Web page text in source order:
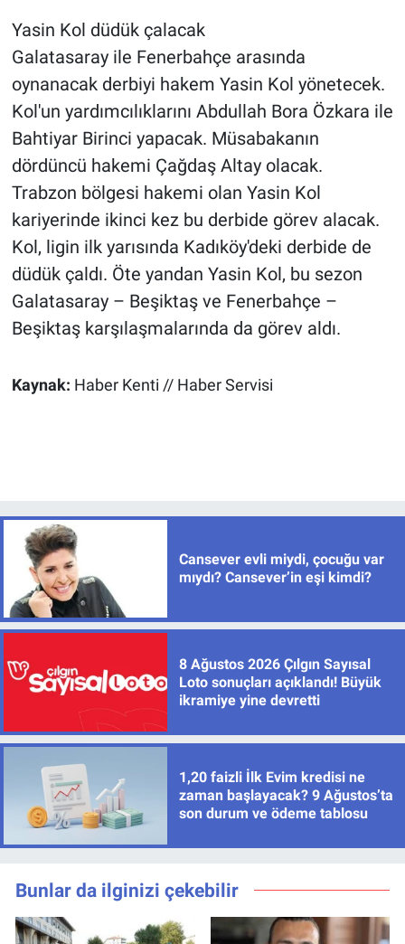
Yasin Kol düdük çalacak
Galatasaray ile Fenerbahçe arasında
oynanacak derbiyi hakem Yasin Kol yönetecek.
Kol'un yardımcılıklarını Abdullah Bora Özkara ile
Bahtiyar Birinci yapacak. Müsabakanın
dördüncü hakemi Çağdaş Altay olacak.
Trabzon bölgesi hakemi olan Yasin Kol
kariyerinde ikinci kez bu derbide görev alacak.
Kol, ligin ilk yarısında Kadıköy'deki derbide de
düdük çaldı. Öte yandan Yasin Kol, bu sezon
Galatasaray – Beşiktaş ve Fenerbahçe –
Beşiktaş karşılaşmalarında da görev aldı.
Kaynak: Haber Kenti // Haber Servisi
Cansever evli miydi, çocuğu var
mıydı? Cansever’in eşi kimdi?
8 Ağustos 2026 Çılgın Sayısal
Loto sonuçları açıklandı! Büyük
ikramiye yine devretti
1,20 faizli İlk Evim kredisi ne
zaman başlayacak? 9 Ağustos’ta
son durum ve ödeme tablosu
Bunlar da ilginizi çekebilir